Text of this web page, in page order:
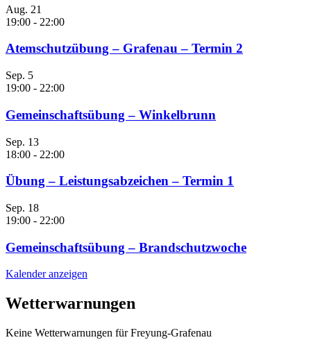
Aug. 21
19:00 - 22:00
Atemschutzübung – Grafenau – Termin 2
Sep. 5
19:00 - 22:00
Gemeinschaftsübung – Winkelbrunn
Sep. 13
18:00 - 22:00
Übung – Leistungsabzeichen – Termin 1
Sep. 18
19:00 - 22:00
Gemeinschaftsübung – Brandschutzwoche
Kalender anzeigen
Wetterwarnungen
Keine Wetterwarnungen für Freyung-Grafenau